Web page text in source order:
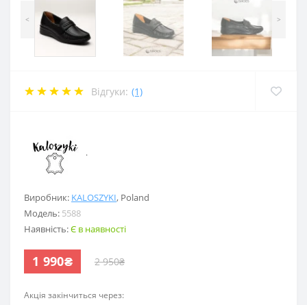
< >
Відгуки: (1)
Виробник: KALOSZYKI, Poland
Модель: 5588
Наявність:Є в наявності
1 990₴ 2 950₴
Акція закінчиться через:
.